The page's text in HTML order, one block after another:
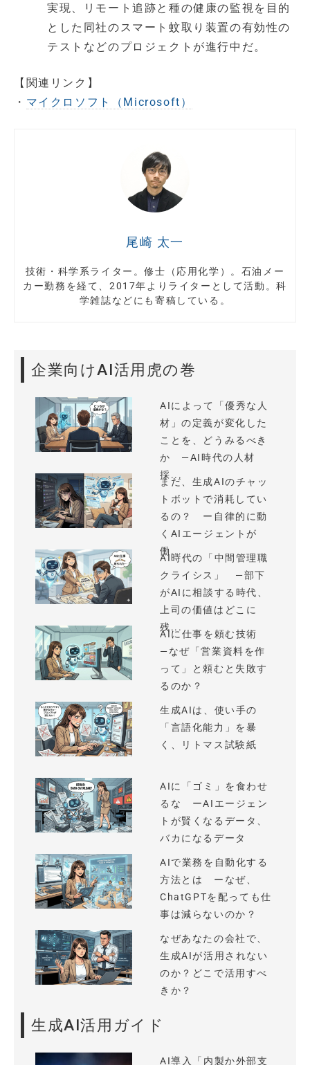
実現、リモート追跡と種の健康の監視を目的
とした同社のスマート蚊取り装置の有効性の
テストなどのプロジェクトが進行中だ。
【関連リンク】
・ マイクロソフト（Microsoft）
尾崎 太一
技術・科学系ライター。修士（応用化学）。石油メー
カー勤務を経て、2017年よりライターとして活動。科
学雑誌などにも寄稿している。
企業向けAI活用虎の巻
AIによって「優秀な人
材」の定義が変化した
ことを、どうみるべき
か —AI時代の人材
採...
まだ、生成AIのチャッ
トボットで消耗してい
るの？ ー自律的に動
くAIエージェントが
働...
AI時代の「中間管理職
クライシス」 —部下
がAIに相談する時代、
上司の価値はどこに
残...
AIに仕事を頼む技術
—なぜ「営業資料を作
って」と頼むと失敗す
るのか？
生成AIは、使い手の
「言語化能力」を暴
く、リトマス試験紙
AIに「ゴミ」を食わせ
るな ーAIエージェン
トが賢くなるデータ、
バカになるデータ
AIで業務を自動化する
方法とは ーなぜ、
ChatGPTを配っても仕
事は減らないのか？
なぜあなたの会社で、
生成AIが活用されない
のか？どこで活用すべ
きか？
生成AI活用ガイド
AI導入「内製か外部支